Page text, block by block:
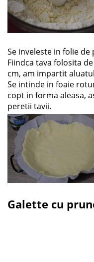
Se inveleste in folie
Fiindca tava folosita
cm, am impartit
Se intinde in foaie
copt in forma aleasa,
peretii tavii.
Galette cu